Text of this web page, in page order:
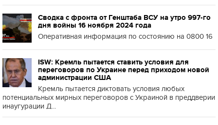
Сводка с фронта от Генштаба ВСУ на утро 997-го
дня войны 16 ноября 2024 года
Оперативная информация по состоянию на 0800 16
ISW: Кремль пытается ставить условия для
переговоров по Украине перед приходом новой
администрации США
Кремль пытается диктовать условия любых
потенциальных мирных переговоров с Украиной в преддверии
инаугурации Д...